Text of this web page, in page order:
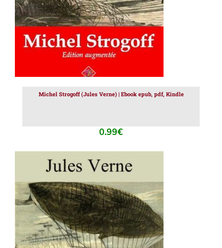
Michel Strogoff (Jules Verne) | Ebook epub, pdf, Kindle
0.99€